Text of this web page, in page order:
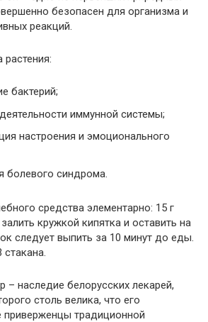
безопасен для организма и
реакций.
бактерий;
иммунной системы;
настроения и эмоционального
болевого синдрома.
средства элементарно: 15 г
кружкой кипятка и оставить на
следует выпить за 10 минут до еды.
– наследие белорусских лекарей,
столь велика, что его
традиционной